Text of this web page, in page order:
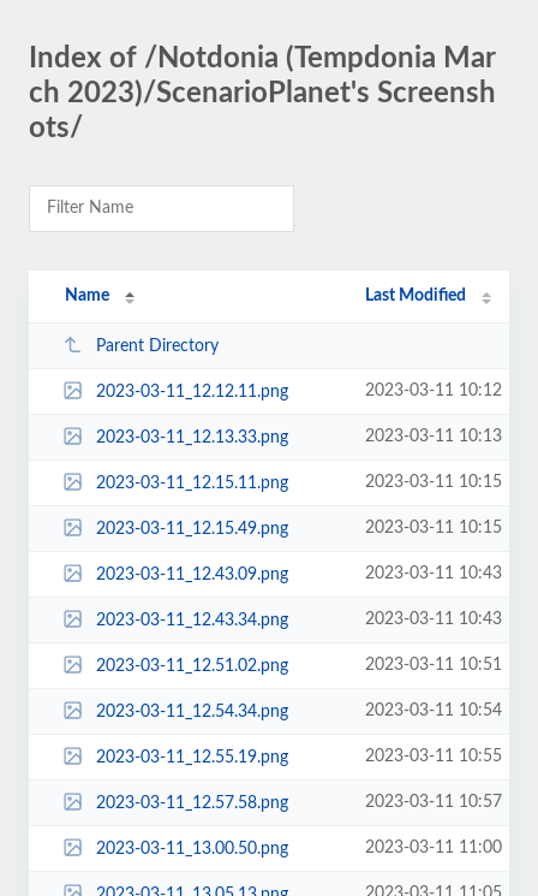
Index of /Notdonia (Tempdonia Mar
ch 2023)/ScenarioPlanet's Screensh
ots/
Name Last Modified
Parent Directory
2023-03-11_12.12.11.png 2023-03-11 10:12
2023-03-11_12.13.33.png 2023-03-11 10:13
2023-03-11_12.15.11.png 2023-03-11 10:15
2023-03-11_12.15.49.png 2023-03-11 10:15
2023-03-11_12.43.09.png 2023-03-11 10:43
2023-03-11_12.43.34.png 2023-03-11 10:43
2023-03-11_12.51.02.png 2023-03-11 10:51
2023-03-11_12.54.34.png 2023-03-11 10:54
2023-03-11_12.55.19.png 2023-03-11 10:55
2023-03-11_12.57.58.png 2023-03-11 10:57
2023-03-11_13.00.50.png 2023-03-11 11:00